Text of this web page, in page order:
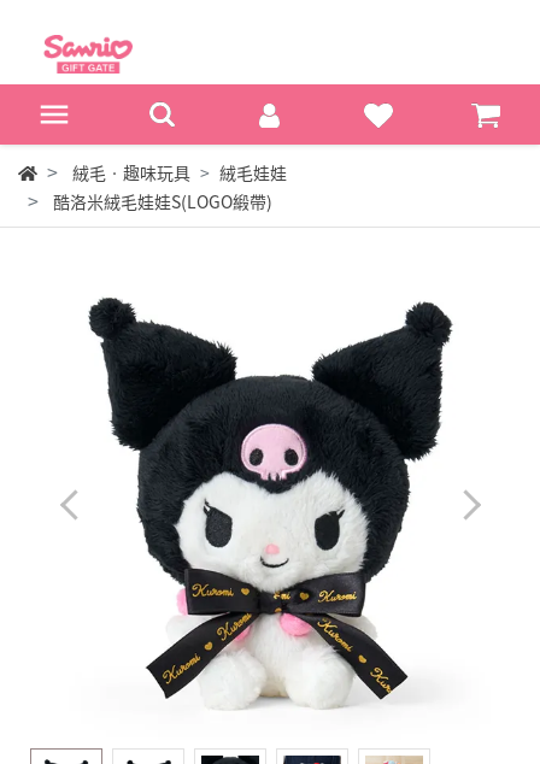
絨毛‧趣味玩具
絨毛娃娃
酷洛米絨毛娃娃S(LOGO緞帶)